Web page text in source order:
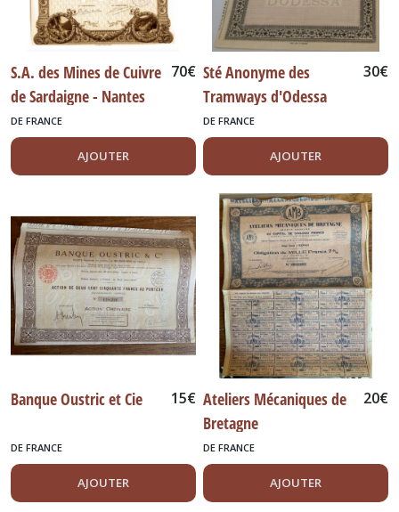
S.A. des Mines de Cuivre
de Sardaigne - Nantes
1918
70€
DE FRANCE
AJOUTER
Sté Anonyme des
Tramways d'Odessa
30€
DE FRANCE
AJOUTER
Banque Oustric et Cie 15€
DE FRANCE
AJOUTER
Ateliers Mécaniques de
Bretagne
20€
DE FRANCE
AJOUTER